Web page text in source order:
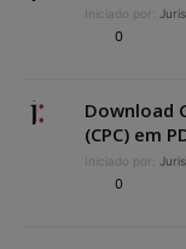
Iniciado por:
0
Download
(CPC) em
Iniciado por:
0